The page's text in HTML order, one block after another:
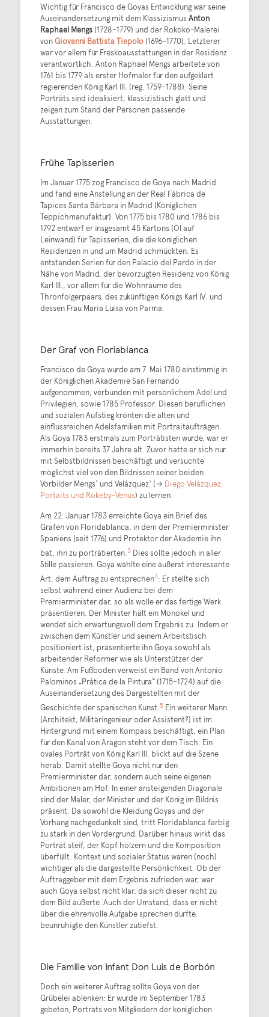
Wichtig für Francisco de Goyas Entwicklung war seine
Auseinandersetzung mit dem Klassizismus Anton
Raphael Mengs(1728–1779) und der Rokoko-Malerei
vonGiovanni Battista Tiepolo(1696–1770). Letzterer
war vor allem für Freskoausstattungen in der Residenz
verantwortlich. Anton Raphael Mengs arbeitete von
1761 bis 1779 als erster Hofmaler für den aufgeklärt
regierenden König Karl III. (reg. 1759–1788). Seine
Porträts sind idealisiert, klassizistisch glatt und
zeigen zum Stand der Personen passende
Ausstattungen.
Frühe Tapisserien
Im Januar 1775 zog Francisco de Goya nach Madrid
und fand eine Anstellung an der Real Fábrica de
Tapices Santa Bárbara in Madrid (Königlichen
Teppichmanufaktur). Von 1775 bis 1780 und 1786 bis
1792 entwarf er insgesamt 45 Kartons (Öl auf
Leinwand) für Tapisserien, die die königlichen
Residenzen in und um Madrid schmückten. Es
entstanden Serien für den Palacio del Pardo in der
Nähe von Madrid, der bevorzugten Residenz von König
Karl III., vor allem für die Wohnräume des
Thronfolgerpaars, des zukünftigen Königs Karl IV. und
dessen Frau Maria Luisa von Parma.
Der Graf von Floriablanca
Francisco de Goya wurde am 7. Mai 1780 einstimmig in
der Königlichen Akademie San Fernando
aufgenommen, verbunden mit persönlichem Adel und
Privilegien, sowie 1785 Professor. Diesen beruflichen
und sozialen Aufstieg krönten die alten und
einflussreichen Adelsfamilien mit Portraitaufträgen.
Als Goya 1783 erstmals zum Porträtisten wurde, war er
immerhin bereits 37 Jahre alt. Zuvor hatte er sich nur
mit Selbstbildnissen beschäftigt und versuchte
möglichst viel von den Bildnissen seiner beiden
Vorbilder Mengs‘ und Velázquez‘ (→ Diego Velázquez.
Portaits und Rokeby-Venus) zu lernen.
Am 22. Januar 1783 erreichte Goya ein Brief des
Grafen von Floridablanca, in dem der Premierminister
Spaniens (seit 1776) und Protektor der Akademie ihn
bat, ihn zu porträtierten.3Dies sollte jedoch in aller
Stille passieren. Goya wählte eine äußerst interessante
Art, dem Auftrag zu entsprechen4: Er stellte sich
selbst während einer Audienz bei dem
Premierminister dar, so als wolle er das fertige Werk
präsentieren. Der Minister hält ein Monokel und
wendet sich erwartungsvoll dem Ergebnis zu. Indem er
zwischen dem Künstler und seinem Arbeitstisch
positioniert ist, präsentierte ihn Goya sowohl als
arbeitender Reformer wie als Unterstützer der
Künste. Am Fußboden verweist ein Band von Antonio
Palominos „Prática de la Pintura“ (1715–1724) auf die
Auseinandersetzung des Dargestellten mit der
Geschichte der spanischen Kunst.5Ein weiterer Mann
(Architekt, Militäringenieur oder Assistent?) ist im
Hintergrund mit einem Kompass beschäftigt, ein Plan
für den Kanal von Aragon steht vor dem Tisch. Ein
ovales Porträt von König Karl III. blickt auf die Szene
herab. Damit stellte Goya nicht nur den
Premierminister dar, sondern auch seine eigenen
Ambitionen am Hof. In einer ansteigenden Diagonale
sind der Maler, der Minister und der König im Bildnis
präsent. Da sowohl die Kleidung Goyas und der
Vorhang nachgedunkelt sind, tritt Floridablanca farbig
zu stark in den Vordergrund. Darüber hinaus wirkt das
Porträt steif, der Kopf hölzern und die Komposition
überfüllt. Kontext und sozialer Status waren (noch)
wichtiger als die dargestellte Persönlichkeit. Ob der
Auftraggeber mit dem Ergebnis zufrieden war, war
auch Goya selbst nicht klar, da sich dieser nicht zu
dem Bild äußerte. Auch der Umstand, dass er nicht
über die ehrenvolle Aufgabe sprechen durfte,
beunruhigte den Künstler zutiefst.
Die Familie von Infant Don Luis de Borbón
Doch ein weiterer Auftrag sollte Goya von der
Grübelei ablenken: Er wurde im September 1783
gebeten, Porträts von Mitgliedern der königlichen